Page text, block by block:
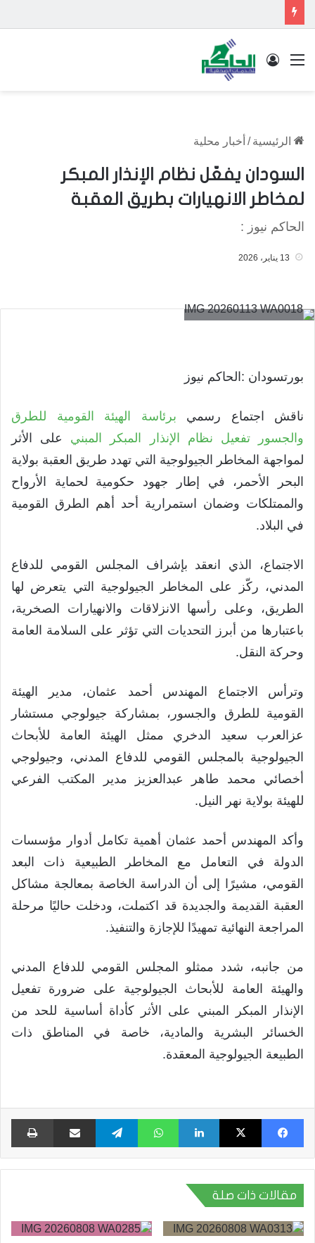
القائمة تسجيل الدخول
الرئيسية / أخبار محلية
السودان يفعّل نظام الإنذار المبكر
لمخاطر الانهيارات بطريق العقبة
الحاكم نيوز :
13 يناير، 2026
بورتسودان :الحاكم نيوز
ناقش اجتماع رسمي برئاسة الهيئة القومية للطرق
والجسور تفعيل نظام الإنذار المبكر المبني على الأثر
لمواجهة المخاطر الجيولوجية التي تهدد طريق العقبة بولاية
البحر الأحمر، في إطار جهود حكومية لحماية الأرواح
والممتلكات وضمان استمرارية أحد أهم الطرق القومية
في البلاد.
الاجتماع، الذي انعقد بإشراف المجلس القومي للدفاع
المدني، ركّز على المخاطر الجيولوجية التي يتعرض لها
الطريق، وعلى رأسها الانزلاقات والانهيارات الصخرية،
باعتبارها من أبرز التحديات التي تؤثر على السلامة العامة
وحركة النقل.
وترأس الاجتماع المهندس أحمد عثمان، مدير الهيئة
القومية للطرق والجسور، بمشاركة جيولوجي مستشار
عزالعرب سعيد الدخري ممثل الهيئة العامة للأبحاث
الجيولوجية بالمجلس القومي للدفاع المدني، وجيولوجي
أخصائي محمد طاهر عبدالعزيز مدير المكتب الفرعي
للهيئة بولاية نهر النيل.
وأكد المهندس أحمد عثمان أهمية تكامل أدوار مؤسسات
الدولة في التعامل مع المخاطر الطبيعية ذات البعد
القومي، مشيرًا إلى أن الدراسة الخاصة بمعالجة مشاكل
العقبة القديمة والجديدة قد اكتملت، ودخلت حاليًا مرحلة
المراجعة النهائية تمهيدًا للإجازة والتنفيذ.
من جانبه، شدد ممثلو المجلس القومي للدفاع المدني
والهيئة العامة للأبحاث الجيولوجية على ضرورة تفعيل
الإنذار المبكر المبني على الأثر كأداة أساسية للحد من
الخسائر البشرية والمادية، خاصة في المناطق ذات
الطبيعة الجيولوجية المعقدة.
فيسبوك X لينكدإن واتساب تيلقرام مشاركة عبر البريد
مقالات ذات صلة